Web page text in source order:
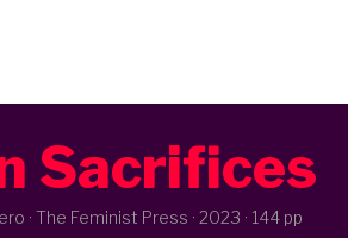
Sacrifices
· The Feminist Press · 2023 · 144 pp